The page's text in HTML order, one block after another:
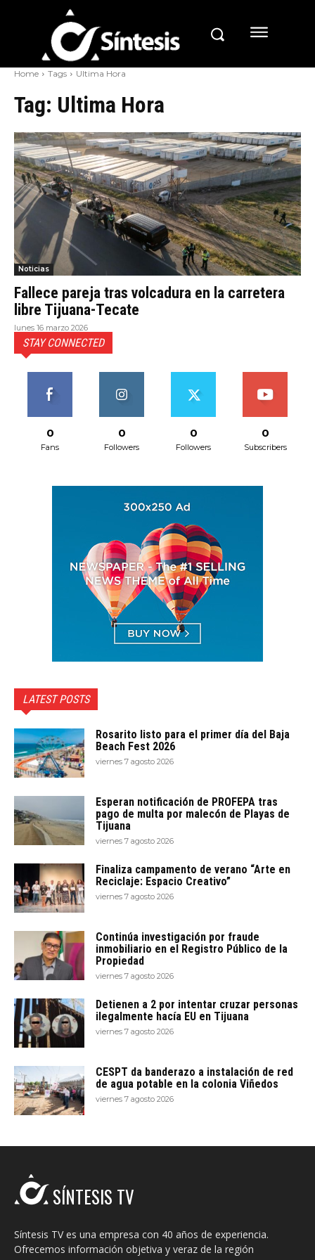
Home Tags Ultima Hora
Tag: Ultima Hora
Noticias
Fallece pareja tras volcadura en la carretera
libre Tijuana-Tecate
lunes 16 marzo 2026
STAY CONNECTED
0
Fans
0
Followers
0
Followers
0
Subscribers
LATEST POSTS
Rosarito listo para el primer día del Baja
Beach Fest 2026
viernes 7 agosto 2026
Esperan notificación de PROFEPA tras
pago de multa por malecón de Playas de
Tijuana
viernes 7 agosto 2026
Finaliza campamento de verano “Arte en
Reciclaje: Espacio Creativo”
viernes 7 agosto 2026
Continúa investigación por fraude
inmobiliario en el Registro Público de la
Propiedad
viernes 7 agosto 2026
Detienen a 2 por intentar cruzar personas
ilegalmente hacía EU en Tijuana
viernes 7 agosto 2026
CESPT da banderazo a instalación de red
de agua potable en la colonia Viñedos
viernes 7 agosto 2026
SÍNTESIS TV
Síntesis TV es una empresa con 40 años de experiencia.
Ofrecemos información objetiva y veraz de la región